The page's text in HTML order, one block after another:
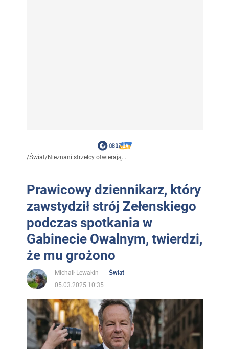
/Świat/Nieznani strzelcy otwierają...
Prawicowy dziennikarz, który
zawstydził strój Zełenskiego
podczas spotkania w
Gabinecie Owalnym, twierdzi,
że mu grożono
Michaił Lewakin
Świat
05.03.2025 10:35